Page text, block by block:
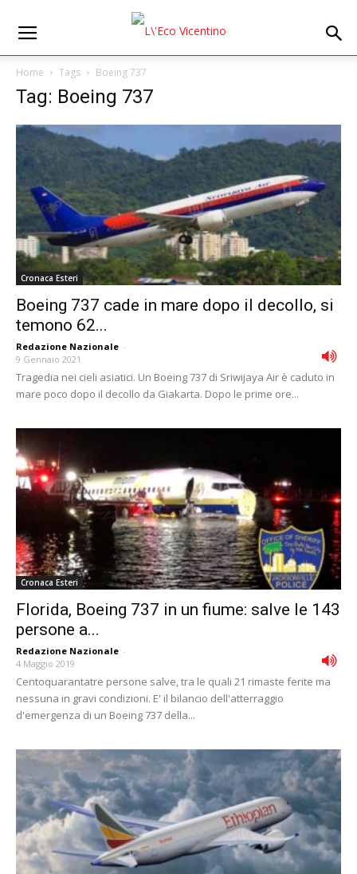
Home Tags Boeing 737
Tag: Boeing 737
Cronaca Esteri
Boeing 737 cade in mare dopo il decollo, si
temono 62...
Redazione Nazionale -
9 Gennaio 2021
Tragedia nei cieli asiatici. Un Boeing 737 di Sriwijaya Air è caduto in
mare poco dopo il decollo da Giakarta. Dopo le prime ore...
Cronaca Esteri
Florida, Boeing 737 in un fiume: salve le 143
persone a...
Redazione Nazionale -
4 Maggio 2019
Centoquarantatre persone salve, tra le quali 21 rimaste ferite ma
nessuna in gravi condizioni. E' il bilancio dell'atterraggio
d'emergenza di un Boeing 737 della...